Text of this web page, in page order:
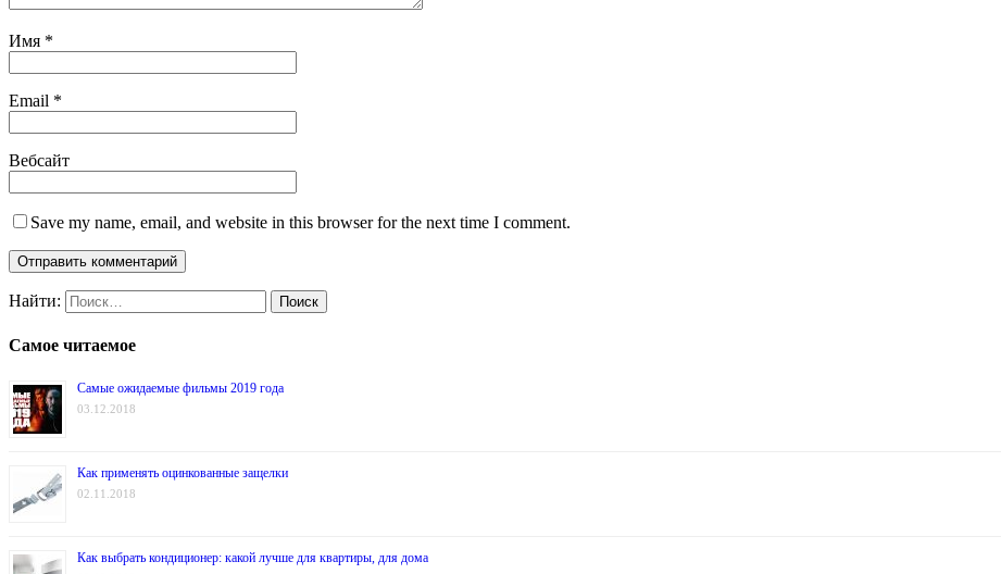
Имя *
Email *
Вебсайт
Save my name, email, and website in this browser for the next time I comment.
Найти:
Самое читаемое
Самые ожидаемые фильмы 2019 года
03.12.2018
Как применять оцинкованные защелки
02.11.2018
Как выбрать кондиционер: какой лучше для квартиры, для дома